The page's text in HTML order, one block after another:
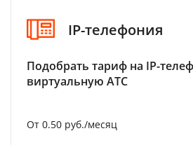
IP-телефония
Подобрать тариф на IP-
виртуальную АТС
От 0.50 руб./месяц